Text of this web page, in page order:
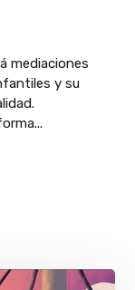
mediaciones
y su